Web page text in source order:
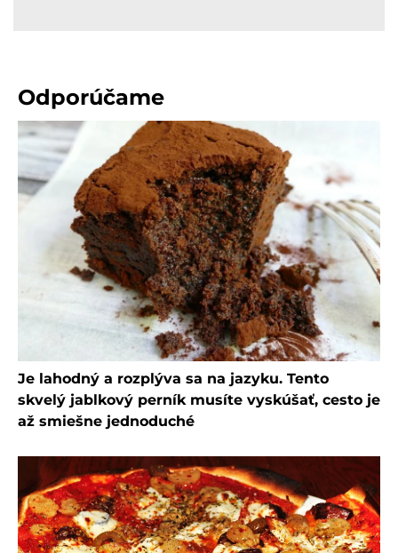
Odporúčame
Je lahodný a rozplýva sa na jazyku. Tento
skvelý jablkový perník musíte vyskúšať, cesto je
až smiešne jednoduché